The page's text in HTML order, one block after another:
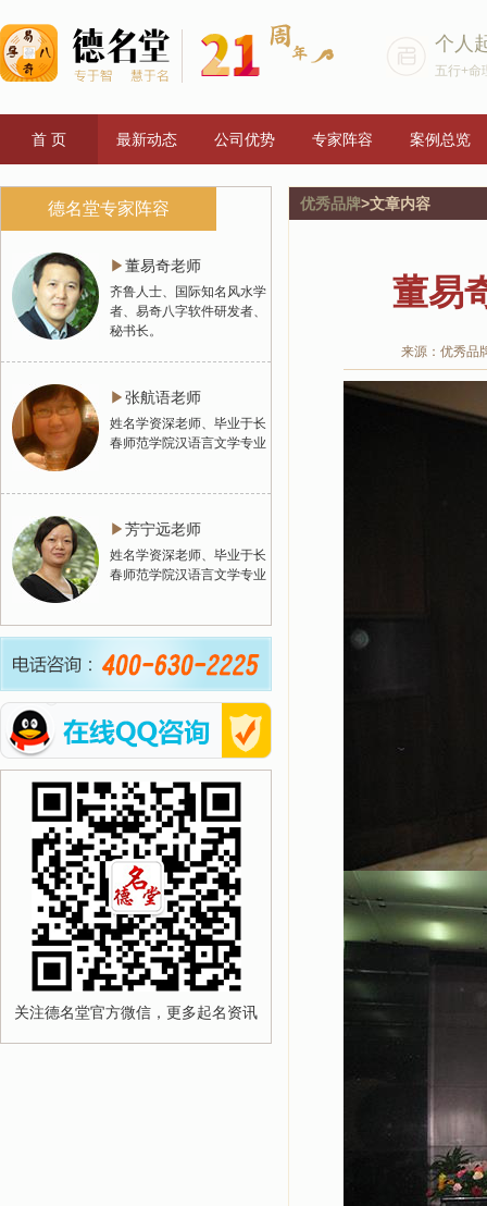
个人
五行+命
首 页 最新动态 公司优势 专家阵容 案例总览
德名堂专家阵容
▶董易奇老师
齐鲁人士、国际知名风水学
者、易奇八字软件研发者、
秘书长。
▶张航语老师
姓名学资深老师、毕业于长
春师范学院汉语言文学专业
▶芳宁远老师
姓名学资深老师、毕业于长
春师范学院汉语言文学专业
关注德名堂官方微信，更多起名资讯
优秀品牌>文章内容
董易
来源：优秀品